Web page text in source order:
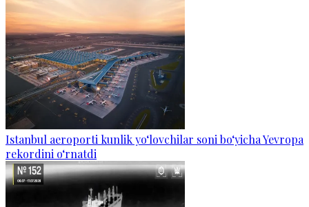
Istanbul aeroporti kunlik yo‘lovchilar soni bo‘yicha Yevropa
rekordini o‘rnatdi